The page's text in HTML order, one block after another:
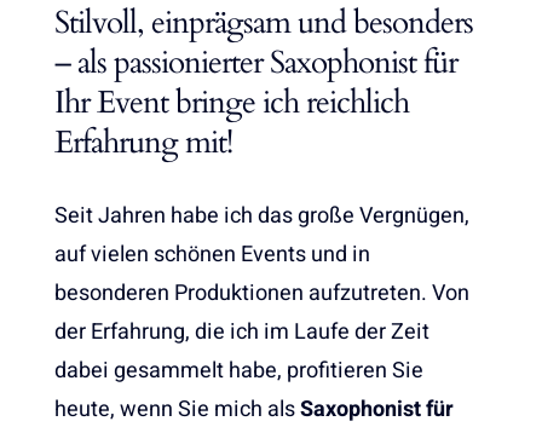
Stilvoll, einprägsam und besonders
– als passionierter Saxophonist für
Ihr Event bringe ich reichlich
Erfahrung mit!
Seit Jahren habe ich das große Vergnügen,
auf vielen schönen Events und in
besonderen Produktionen aufzutreten. Von
der Erfahrung, die ich im Laufe der Zeit
dabei gesammelt habe, profitieren Sie
heute, wenn Sie mich alsSaxophonist für